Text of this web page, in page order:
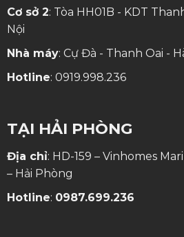
Cơ sở 2: Tòa HH01B - KDT
Nội
Nhà máy: Cự Đà - Thanh Oai -
Hotline: 0919.998.236
TẠI HẢI PHÒNG
Địa chỉ: HD-159 – Vinhomes
– Hải Phòng
Hotline: 0987.699.236